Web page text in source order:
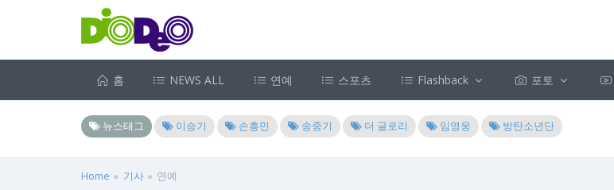
홈 NEWS ALL 연예 스포츠 Flashback 포토
뉴스태그 이승기 손흥민 송중기 더 글로리 임영웅 방탄소년단
Home 기사 연예